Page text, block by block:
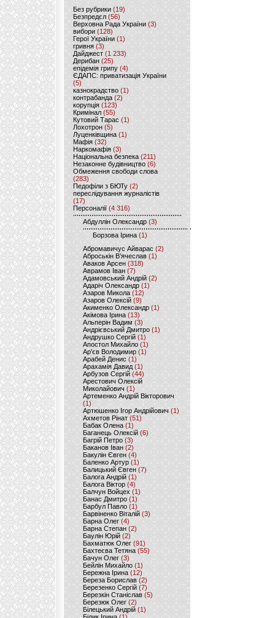
Без рубрики (19)
Безпредєл(56)
Верховна Рада України (3)
вибори(128)
Герої України(1)
гривня (3)
Дайджест (1 233)
Дерибан (25)
епідемія грипу (4)
ЄДАПС: приватизація України
(5)
казнокрадство (1)
контрабанда (2)
корупція (123)
Кримінал (55)
Кутовий Тарас (1)
Лохотрон(5)
Луценківщина (1)
Мафія (32)
Наркомафія (3)
Національна безпека (211)
Незаконне будівництво(6)
Обмеження свободи слова
(283)
Педофіли з БЮТу (2)
переслідування журналістів
(17)
Персоналії (4 316)
Абдуллін Олександр (3)
Борзова Ірина(1)
Абромавичус Айварас (2)
Аброськін В’ячеслав(1)
Аваков Арсен (318)
Аврамов Іван (7)
Адамовський Андрій(2)
Адаріч Олександр (1)
Азаров Микола (12)
Азаров Олексій (9)
Акименко Олександр(1)
Акімова Ірина(13)
Альперін Вадим (3)
Андрієвський Дмитро(1)
Андрушко Сергій(1)
Апостол Михайло(1)
Ар'єв Володимир (1)
Арабей Денис(1)
Арахамія Давид (1)
Арбузов Сергій (44)
Арестович Олексій
Миколайович(1)
Артеменко Андрій Вікторович
(1)
Артюшенко Ігор Андрійович(1)
Ахметов Рінат(51)
Бабак Олена(1)
Баганець Олексій(6)
Багрій Петро (3)
Баканов Іван(2)
Бакулін Євген (4)
Баленко Артур(1)
Балицький Євген(7)
Балога Андрій (1)
Балога Віктор (4)
Балчун Войцех (1)
Банас Дмитро (1)
Барбул Павло(1)
Барвіненко Віталій(3)
Барна Олег (4)
Барна Степан (2)
Баулін Юрій (2)
Бахматюк Олег (91)
Бахтеєва Тетяна(55)
Бачун Олег (3)
Бейлін Михайло (1)
Бережна Ірина(12)
Береза Борислав(2)
Березенко Сергій (7)
Березкін Станіслав (5)
Березюк Олег(2)
Білецький Андрій (1)